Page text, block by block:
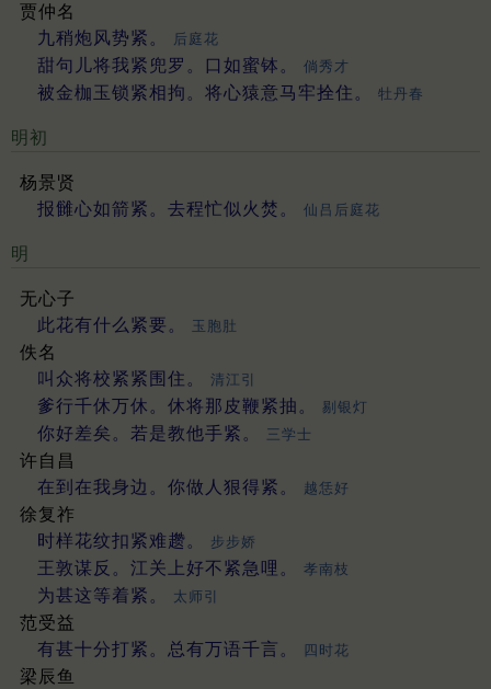
贾仲名
九稍炮风势紧。
后庭花
甜句儿将我紧兜罗。口如蜜钵。 倘秀才
被金枷玉锁紧相拘。将心猿意马牢拴住。 牡丹春
明初
杨景贤
报雠心如箭紧。去程忙似火焚。
仙吕后庭花
明
无心子
此花有什么紧要。
玉胞肚
佚名
叫众将校紧紧围住。
清江引
爹行千休万休。休将那皮鞭紧抽。 剔银灯
你好差矣。若是教他手紧。 三学士
许自昌
在到在我身边。你做人狠得紧。
越恁好
徐复祚
时样花纹扣紧难趱。
步步娇
王敦谋反。江关上好不紧急哩。 孝南枝
为甚这等着紧。 太师引
范受益
有甚十分打紧。总有万语千言。
四时花
梁辰鱼